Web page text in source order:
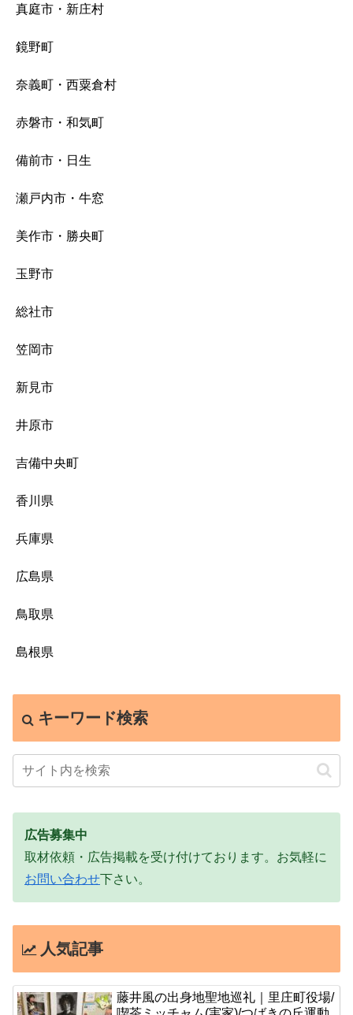
真庭市・新庄村
鏡野町
奈義町・西粟倉村
赤磐市・和気町
備前市・日生
瀬戸内市・牛窓
美作市・勝央町
玉野市
総社市
笠岡市
新見市
井原市
吉備中央町
香川県
兵庫県
広島県
鳥取県
島根県
キーワード検索
広告募集中
取材依頼・広告掲載を受け付けております。お気軽に
お問い合わせ下さい。
人気記事
藤井風の出身地聖地巡礼｜里庄町役場/